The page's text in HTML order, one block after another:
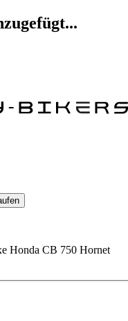
Honda CB 750 Hornet